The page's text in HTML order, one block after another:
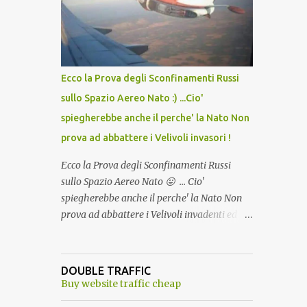
lo scopo della temperatura? Qualcuno a suo
tempo ribattezzo' il Vaccino come: l' Amaro
del Capo, era "spettacolare Ghiacciato, ma
andava bene anche, a Temperatura
Ambiente"! Riproponiamo l'articolo per NON
Ecco la Prova degli Sconfinamenti Russi
sullo Spazio Aereo Nato :) ...Cio'
spiegherebbe anche il perche' la Nato Non
prova ad abbattere i Velivoli invasori !
Ecco la Prova degli Sconfinamenti Russi
sullo Spazio Aereo Nato 😛 ... Cio'
spiegherebbe anche il perche' la Nato Non
prova ad abbattere i Velivoli invadenti ed
alcuna notizia di un'invasione dello spazio
aereo NATO da parte di un robot chiamato
DOUBLE TRAFFIC
Buy website traffic cheap